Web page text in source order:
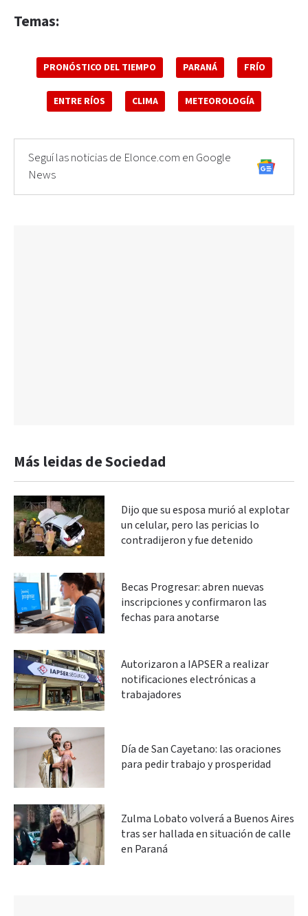
Temas:
PRONÓSTICO DEL TIEMPO PARANÁ FRÍO
ENTRE RÍOS CLIMA METEOROLOGÍA
Seguí las noticias de Elonce.com en Google
News
Más leidas de Sociedad
Dijo que su esposa murió al explotar
un celular, pero las pericias lo
contradijeron y fue detenido
Becas Progresar: abren nuevas
inscripciones y confirmaron las
fechas para anotarse
Autorizaron a IAPSER a realizar
notificaciones electrónicas a
trabajadores
Día de San Cayetano: las oraciones
para pedir trabajo y prosperidad
Zulma Lobato volverá a Buenos Aires
tras ser hallada en situación de calle
en Paraná